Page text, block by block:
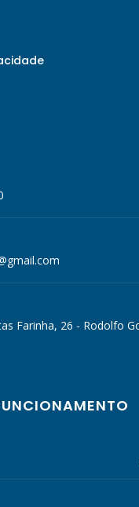
Farinha, 26 - Rodolfo